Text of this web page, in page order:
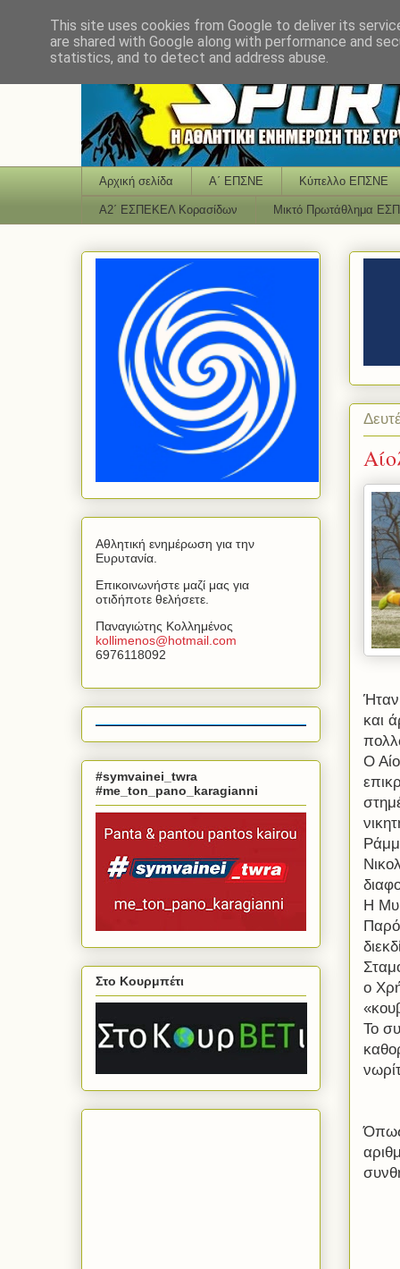
Αρχική σελίδα Α΄ ΕΠΣΝΕ Κύπελλο ΕΠΣΝΕ
Α2΄ ΕΣΠΕΚΕΛ Κορασίδων Μικτό Πρωτάθλημα
Ήταν
και
Ο
Η
ο
Το
Αθλητική ενημέρωση για την
Ευρυτανία.
Επικοινωνήστε μαζί μας για
οτιδήποτε θελήσετε.
Παναγιώτης Κολλημένος
kollimenos@hotmail com
6976118092
#symvainei_twra
#me_ton_pano_karagianni
Στο Κουρμπέτι
This site uses cookies from Google to deliver its
are shared with Google along with performance and
statistics, and to detect and address abuse.